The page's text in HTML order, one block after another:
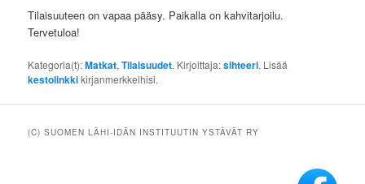
Tilaisuuteen on vapaa pääsy. Paikalla on kahvitarjoilu.
Tervetuloa!
Kategoria(t):Matkat,Tilaisuudet. Kirjoittaja:sihteeri. Lisää
kestolinkkikirjanmerkkeihisi.
(C) SUOMEN LÄHI-IDÄN INSTITUUTIN YSTÄVÄT RY